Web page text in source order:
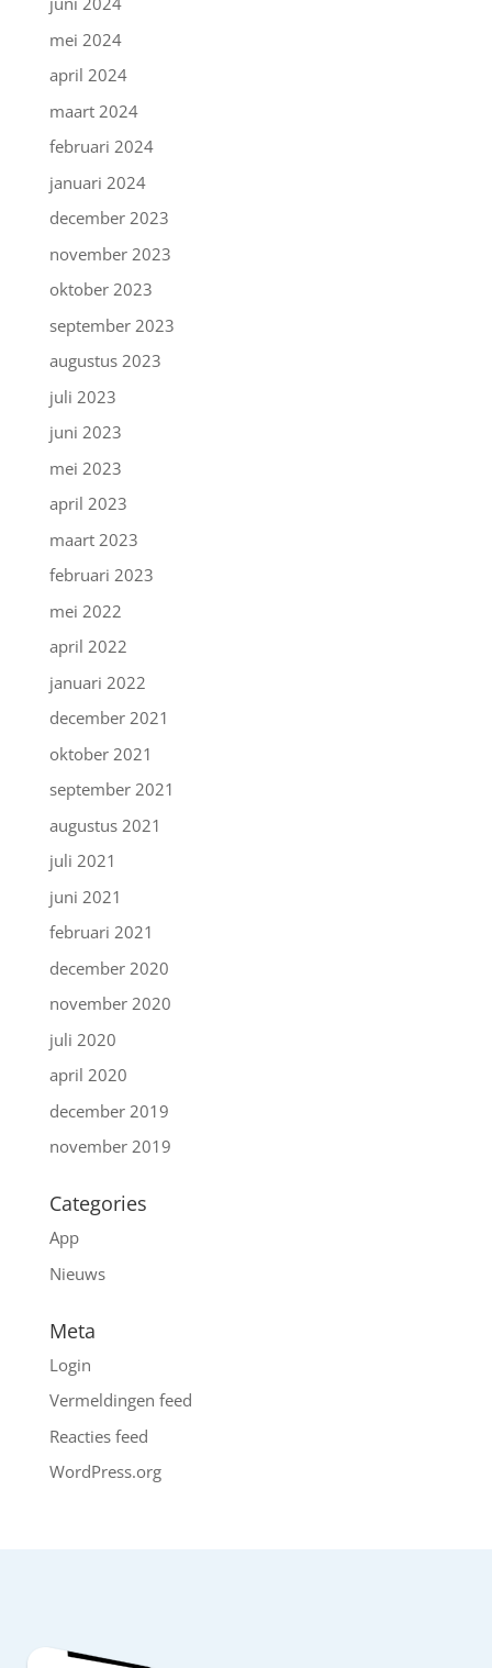
mei 2024
april 2024
maart 2024
februari 2024
januari 2024
december 2023
november 2023
oktober 2023
september 2023
augustus 2023
juli 2023
juni 2023
mei 2023
april 2023
maart 2023
februari 2023
mei 2022
april 2022
januari 2022
december 2021
oktober 2021
september 2021
augustus 2021
juli 2021
juni 2021
februari 2021
december 2020
november 2020
juli 2020
april 2020
december 2019
november 2019
Categories
App
Nieuws
Meta
Login
Vermeldingen feed
Reacties feed
WordPress.org